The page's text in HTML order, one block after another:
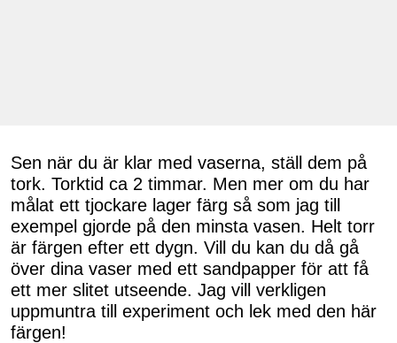
Sen när du är klar med vaserna, ställ dem på
tork. Torktid ca 2 timmar. Men mer om du har
målat ett tjockare lager färg så som jag till
exempel gjorde på den minsta vasen. Helt torr
är färgen efter ett dygn. Vill du kan du då gå
över dina vaser med ett sandpapper för att få
ett mer slitet utseende. Jag vill verkligen
uppmuntra till experiment och lek med den här
färgen!